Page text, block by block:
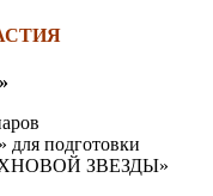
подготовки
ЗВЕЗДЫ»